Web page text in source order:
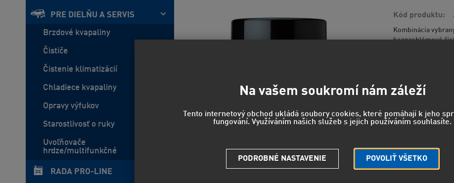
PRE DIELŇU A SERVIS
Brzdové kvapaliny
Čističe
Čistenie klimatizácií
Chladiece kvapaliny
Opravy výfukov
Starostlivosť o ruky
Uvoľňovače
hrdze/multifunkčné
RADA PRO-LINE
Kód produktu
Kombinácia
bezproblémové
strojného
5,69
H222 -
H229 -
Na vašem soukromí nám záleží
Tento internetový obchod ukládá soubory cookies, které pomáhají k jeho
fungování. Využíváním našich služeb s jejich používáním souhlasíte.
POVOLIŤ VŠETKO
PODROBNÉ NASTAVENIE